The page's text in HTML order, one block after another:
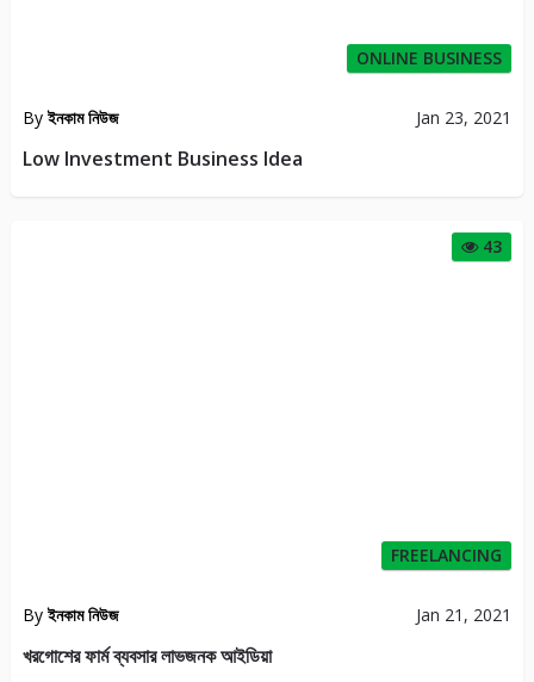
ONLINE BUSINESS
Byইনকাম নিউজ Jan 23, 2021
Low Investment Business Idea
43
FREELANCING
Byইনকাম নিউজ Jan 21, 2021
খরগোশের ফার্ম ব্যবসার লাভজনক আইডিয়া